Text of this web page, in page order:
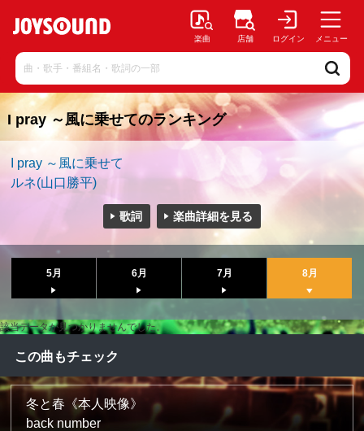
楽曲 店舗 ログイン メニュー
I pray ～風に乗せてのランキング
I pray ～風に乗せて
ルネ(山口勝平)
歌詞 楽曲詳細を見る
5月 6月 7月 8月
該当データが見つかりませんでした。
この曲もチェック
冬と春《本人映像》
back number